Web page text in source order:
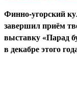
Финно-угорский
завершил приём
выставку «Парад
в декабре этого